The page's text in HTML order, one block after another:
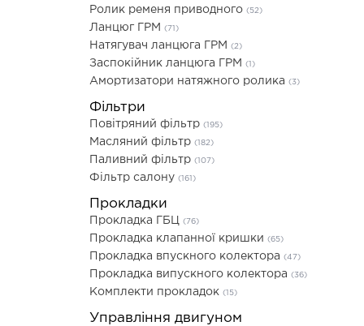
Ролик ременя приводного (52)
Ланцюг ГРМ (71)
Натягувач ланцюга ГРМ (2)
Заспокійник ланцюга ГРМ (1)
Амортизатори натяжного ролика (3)
Фільтри
Повітряний фільтр (195)
Масляний фільтр (182)
Паливний фільтр (107)
Фільтр салону (161)
Прокладки
Прокладка ГБЦ (76)
Прокладка клапанної кришки (65)
Прокладка впускного колектора (47)
Прокладка випускного колектора (36)
Комплекти прокладок (15)
Управління двигуном